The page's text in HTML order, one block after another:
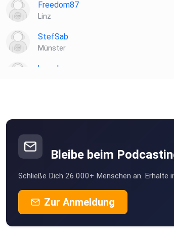
Freedom87
Linz
StefSab
Münster
hewebu
mburlrcg
Uplengen
SW1234
Mindelheim
Hoerer62
Bleibe beim
Schließe Dich 26.000+ Menschen an. Erhalte
Zur Anmeldung